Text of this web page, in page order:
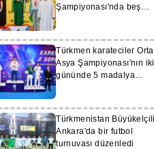
Şampiyonası'nda beş
Türkmen karateciler Orta
Asya Şampiyonası'nın
gününde 5 madalya
Türkmenistan
Ankara'da bir futbol
turnuvası düzenledi